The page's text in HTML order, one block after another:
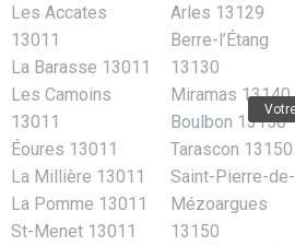
Les Accates
13011
La Barasse 13011
Les Camoins
13011
Éoures 13011
La Millière 13011
La Pomme 13011
St-Menet 13011
Arles 13129
Berre-l’Étang
13130
Miramas 13140
Boulbon 13150
Tarascon 13150
Saint-Pierre-de-
Mézoargues
13150